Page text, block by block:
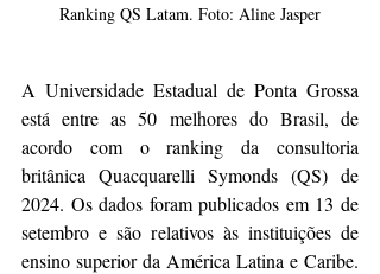
Ranking QS Latam. Foto: Aline Jasper
A Universidade Estadual de Ponta Grossa
está entre as 50 melhores do Brasil, de
acordo com o ranking da consultoria
britânica Quacquarelli Symonds (QS) de
2024. Os dados foram publicados em 13 de
setembro e são relativos às instituições de
ensino superior da América Latina e Caribe.